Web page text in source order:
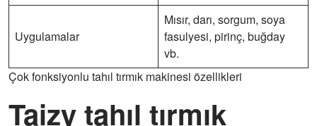
Uygulamalar
Mısır, darı, sorgum, soya
fasulyesi, pirinç, buğday
vb.
Çok fonksiyonlu tahıl tırmık makinesi özellikleri
Taizy tahıl tırmık